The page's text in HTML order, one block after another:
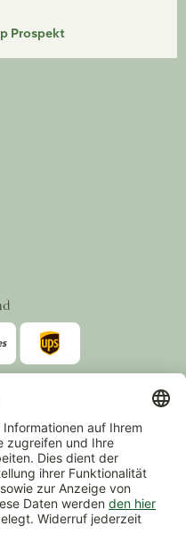
Prospekt
zzgl.Versand
sind Gutscheine und